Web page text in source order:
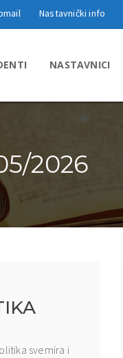
Nastavnički info
NASTAVNICI
2026
svemira i